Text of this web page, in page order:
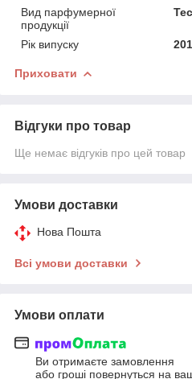
Вид парфумерної
продукції
Рік випуску
Приховати
Відгуки про товар
Ще немає відгуків про цей товар
Умови доставки
Нова Пошта
Всі умови доставки
Умови оплати
Ви отримаєте замовлення
або гроші повернуться на